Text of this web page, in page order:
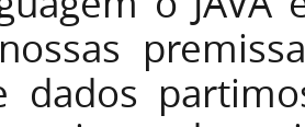
dados